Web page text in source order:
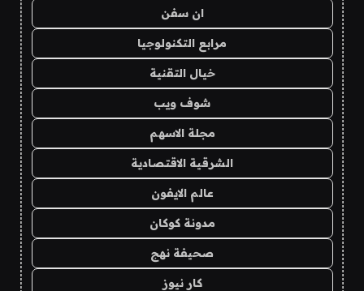
ان سفن
مرابع التكنولوجيا
خيال التقنية
شوف ويب
مجلة الاسهم
الشرقية الاقتصادية
عالم الايفون
مدونة كوكان
صحيفة نهج
كار نيوز